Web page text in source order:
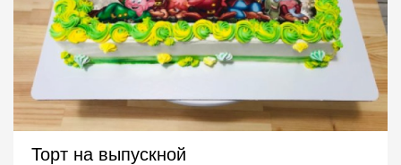
Торт на выпускной